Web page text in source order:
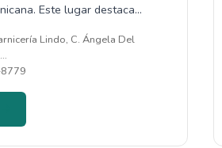
Este lugar destaca…
Lindo, C. Ángela Del